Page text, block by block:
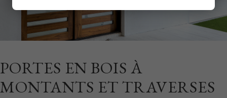
PORTES EN BOIS À
MONTANTS ET TRAVERSES